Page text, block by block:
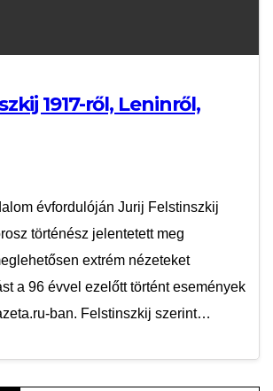
1917-ről, Leninről,
évfordulóján Jurij Felstinszkij
történész jelentetett meg
extrém nézeteket
a 96 évvel ezelőtt történt események
ban. Felstinszkij szerint…